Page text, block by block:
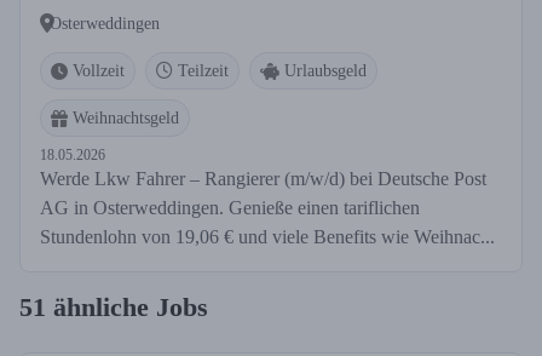
Osterweddingen
Vollzeit Teilzeit Urlaubsgeld
Weihnachtsgeld
18.05.2026
Werde Lkw Fahrer – Rangierer (m/w/d) bei Deutsche Post
AG in Osterweddingen. Genieße einen tariflichen
Stundenlohn von 19,06 € und viele Benefits wie Weihnac...
51 ähnliche Jobs